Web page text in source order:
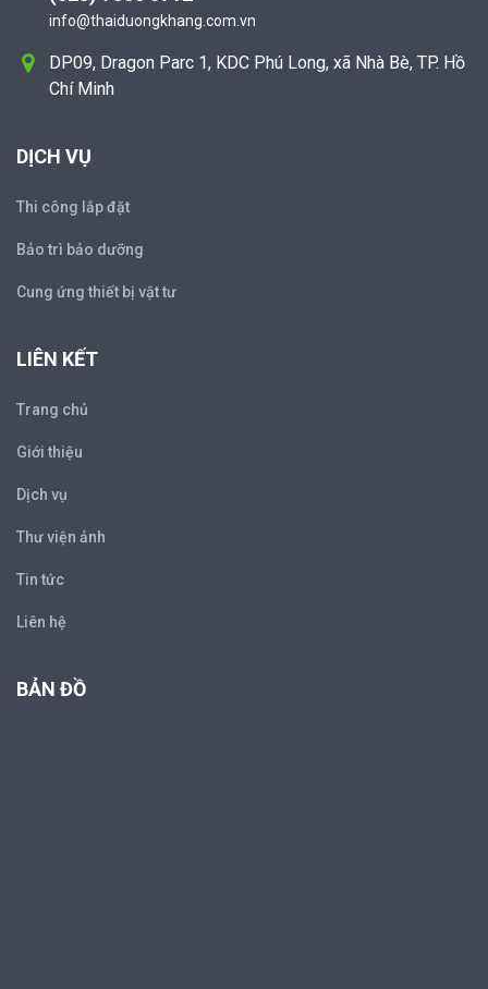
info@thaiduongkhang.com.vn
DP09, Dragon Parc 1, KDC Phú Long, xã Nhà Bè, TP. Hồ
Chí Minh
DỊCH VỤ
Thi công lắp đặt
Bảo trì bảo dưỡng
Cung ứng thiết bị vật tư
LIÊN KẾT
Trang chủ
Giới thiệu
Dịch vụ
Thư viện ảnh
Tin tức
Liên hệ
BẢN ĐỒ